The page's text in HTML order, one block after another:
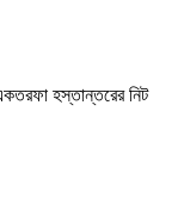
হস্তান্তরের নিট